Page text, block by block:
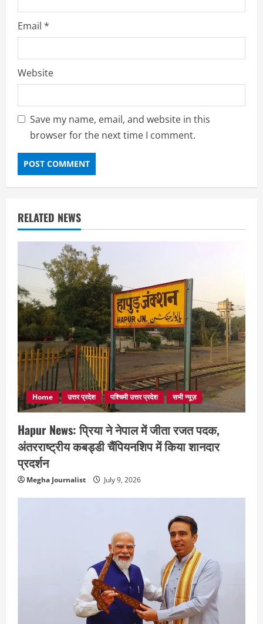
Email *
Website
Save my name, email, and website in this
browser for the next time I comment.
RELATED NEWS
Home उत्तर प्रदेश पश्चिमी उत्तर प्रदेश सभी न्यूज़
Hapur News: प्रिया ने नेपाल में जीता रजत पदक,
अंतरराष्ट्रीय कबड्डी चैंपियनशिप में किया शानदार
प्रदर्शन
Megha Journalist July 9, 2026